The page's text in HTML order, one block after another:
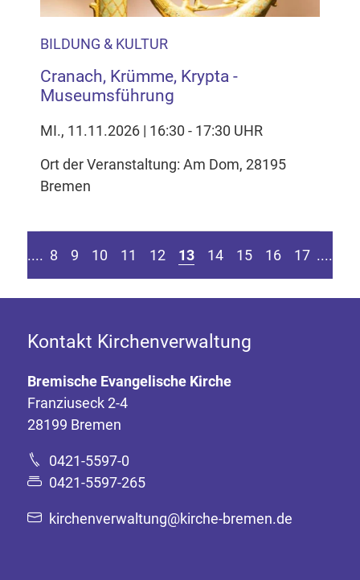
BILDUNG & KULTUR
Cranach, Krümme, Krypta -
Museumsführung
MI., 11.11.2026 | 16:30 - 17:30 UHR
Ort der Veranstaltung: Am Dom, 28195
Bremen
springen
vorherigen Seite
.... 8 9 10 11 12 13 14 15 16 17 ....
Kontakt Kirchenverwaltung
Bremische Evangelische Kirche
Franziuseck 2-4
28199 Bremen
0421-5597-0
0421-5597-265
kirchenverwaltung@kirche-bremen.de